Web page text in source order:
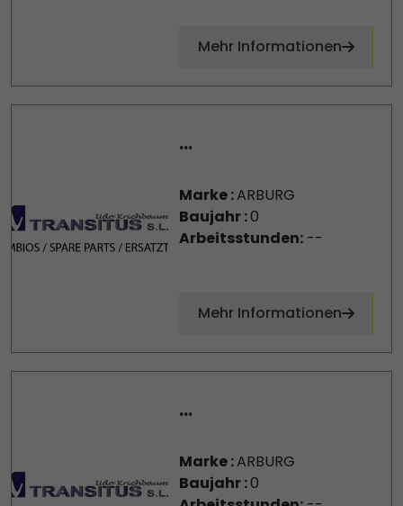
Mehr Informationen
...
Marke :ARBURG
Baujahr :0
Arbeitsstunden:--
Mehr Informationen
...
Marke :ARBURG
Baujahr :0